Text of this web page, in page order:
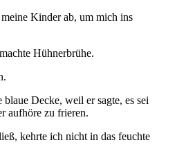
Kinder ab, um mich ins
Hühnerbrühe.
Decke, weil er sagte, es sei
aufhöre zu frieren.
kehrte ich nicht in das feuchte